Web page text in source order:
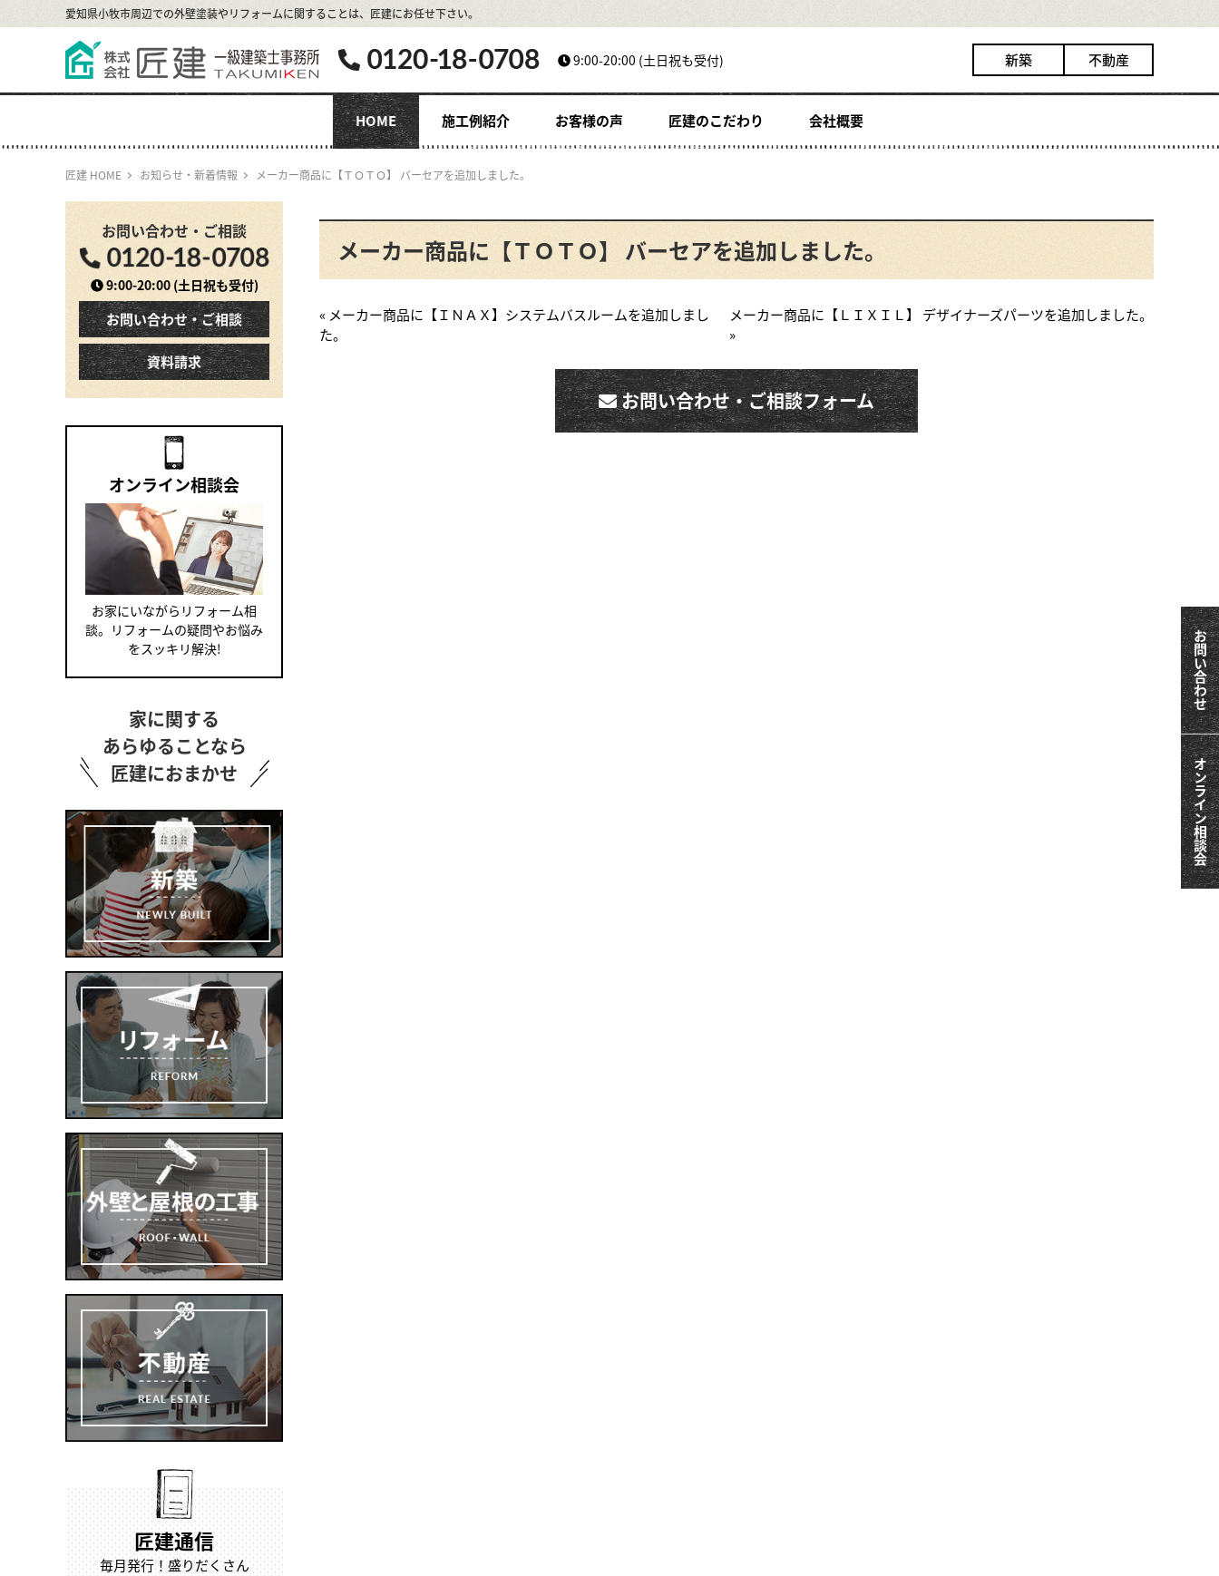
愛知県小牧市周辺での外壁塗装やリフォームに関することは、 匠建にお任せ下さい。
9:00-20:00 (土日祝も受付) 新築 不動産
HOME 施工例紹介 お客様の声 匠建のこだわり 会社概要
匠建 HOME お知らせ・新着情報 メーカー商品に【ＴＯＴＯ】 バーセアを追加しました。
お問い合わせ・ご相談
9:00-20:00(土日祝も受付)
お問い合わせ・ご相談
資料請求
オンライン相談会
お家にいながらリフォーム相
談。リフォームの疑問やお悩み
をスッキリ解決!
家に関する
あらゆることなら
匠建におまかせ
匠建通信
毎月発行！盛りだくさん
メーカー商品に【ＴＯＴＯ】 バーセアを追加しました。
« メーカー商品に【ＩＮＡＸ】システムバスルームを追加しまし
た。
メーカー商品に【ＬＩＸＩＬ】 デザイナーズパーツを追加しました。
»
お問い合わせ・ご相談フォーム
お問い合わせ
オンライン相談会